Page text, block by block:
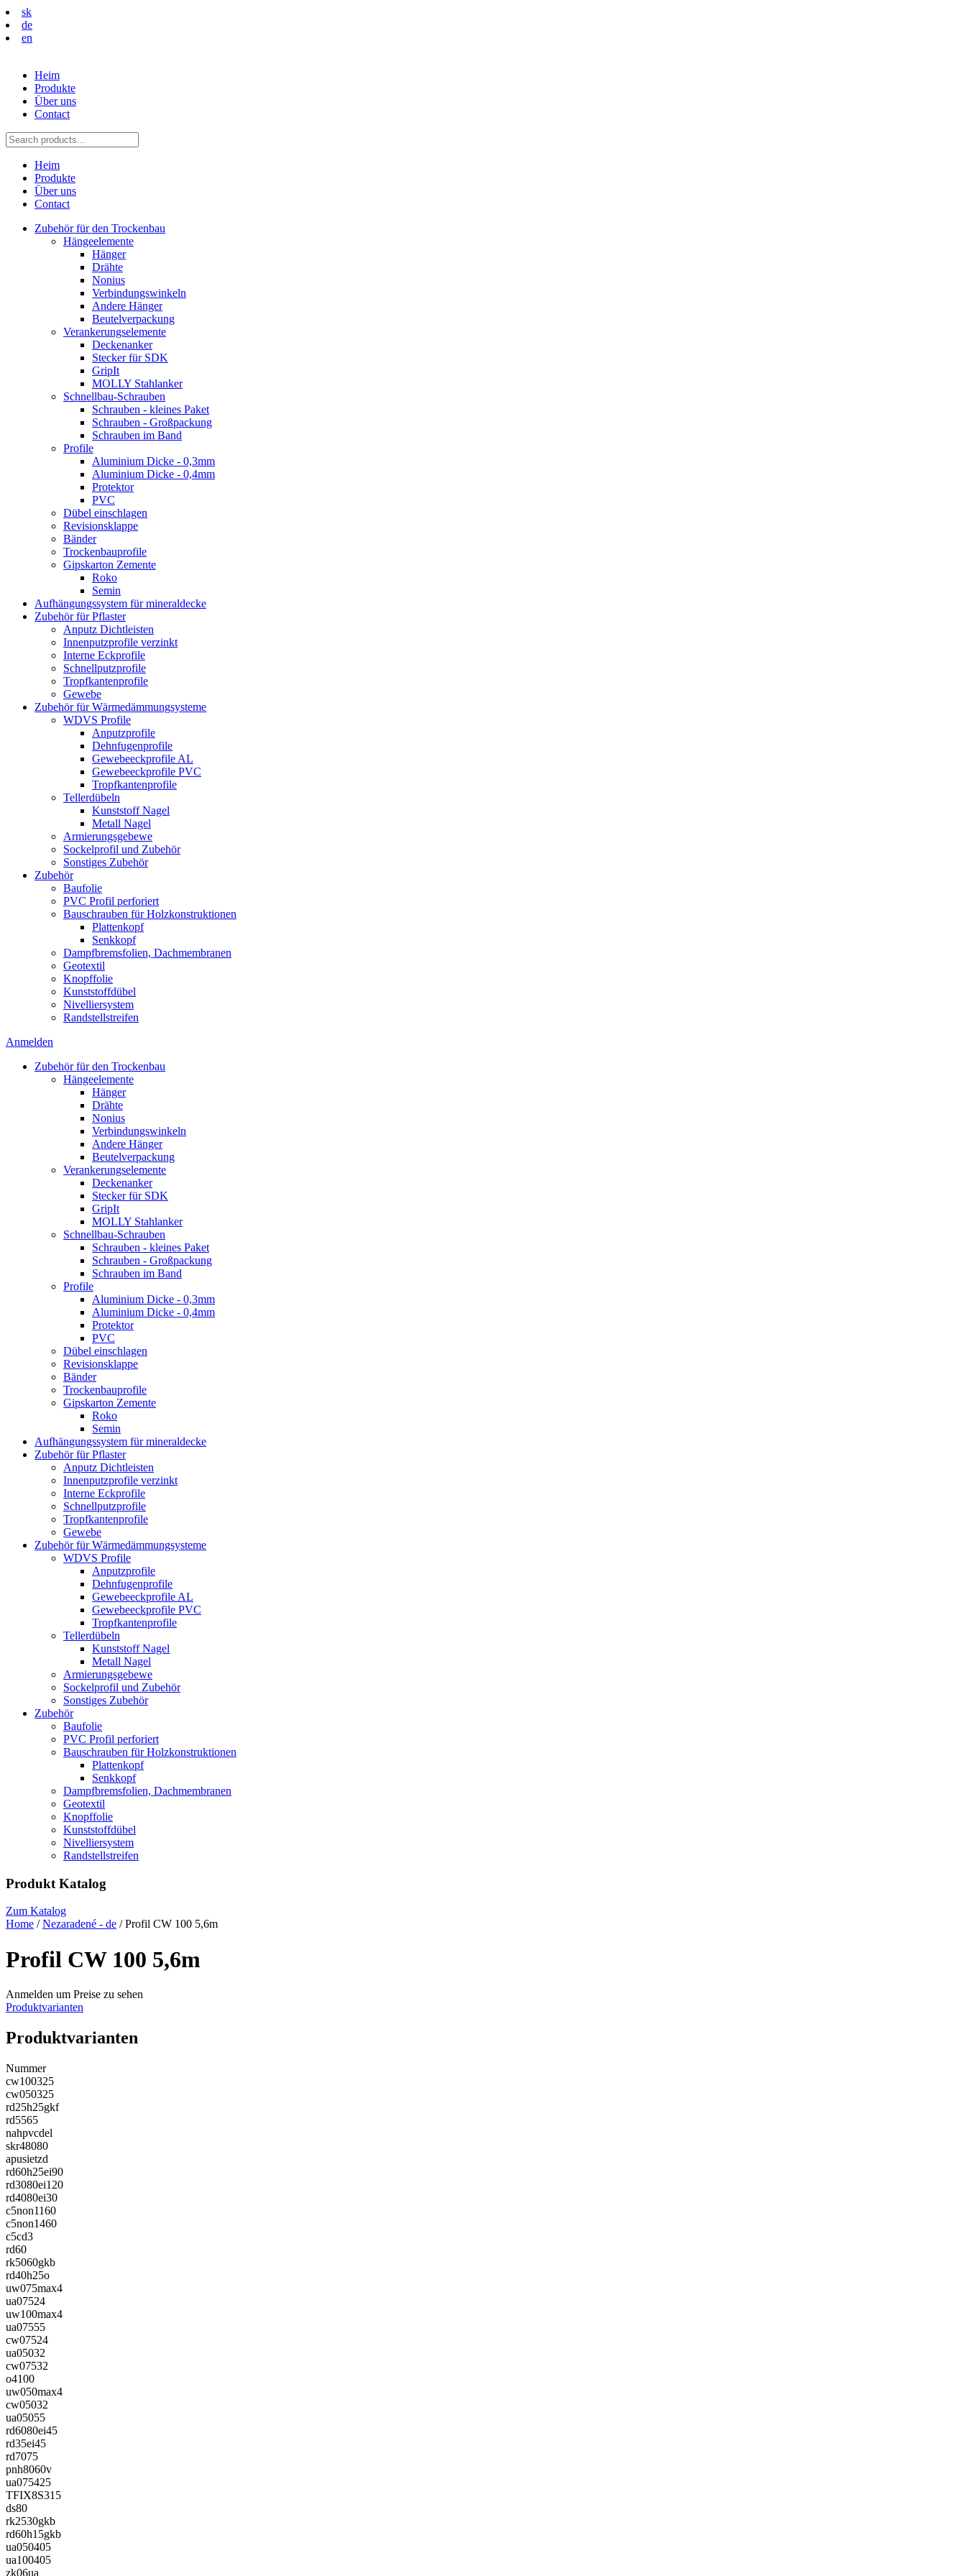
sk
de
en
Heim
Produkte
Über uns
Contact
Heim
Produkte
Über uns
Contact
Zubehör für den Trockenbau
Hängeelemente
Hänger
Drähte
Nonius
Verbindungswinkeln
Andere Hänger
Beutelverpackung
Verankerungselemente
Deckenanker
Stecker für SDK
GripIt
MOLLY Stahlanker
Schnellbau-Schrauben
Schrauben - kleines Paket
Schrauben - Großpackung
Schrauben im Band
Profile
Aluminium Dicke - 0,3mm
Aluminium Dicke - 0,4mm
Protektor
PVC
Dübel einschlagen
Revisionsklappe
Bänder
Trockenbauprofile
Gipskarton Zemente
Roko
Semin
Aufhängungssystem für mineraldecke
Zubehör für Pflaster
Anputz Dichtleisten
Innenputzprofile verzinkt
Interne Eckprofile
Schnellputzprofile
Tropfkantenprofile
Gewebe
Zubehör für Wärmedämmungsysteme
WDVS Profile
Anputzprofile
Dehnfugenprofile
Gewebeeckprofile AL
Gewebeeckprofile PVC
Tropfkantenprofile
Tellerdübeln
Kunststoff Nagel
Metall Nagel
Armierungsgebewe
Sockelprofil und Zubehör
Sonstiges Zubehör
Zubehör
Baufolie
PVC Profil perforiert
Bauschrauben für Holzkonstruktionen
Plattenkopf
Senkkopf
Dampfbremsfolien, Dachmembranen
Geotextil
Knopffolie
Kunststoffdübel
Nivelliersystem
Randstellstreifen
Anmelden
Zubehör für den Trockenbau
Hängeelemente
Hänger
Drähte
Nonius
Verbindungswinkeln
Andere Hänger
Beutelverpackung
Verankerungselemente
Deckenanker
Stecker für SDK
GripIt
MOLLY Stahlanker
Schnellbau-Schrauben
Schrauben - kleines Paket
Schrauben - Großpackung
Schrauben im Band
Profile
Aluminium Dicke - 0,3mm
Aluminium Dicke - 0,4mm
Protektor
PVC
Dübel einschlagen
Revisionsklappe
Bänder
Trockenbauprofile
Gipskarton Zemente
Roko
Semin
Aufhängungssystem für mineraldecke
Zubehör für Pflaster
Anputz Dichtleisten
Innenputzprofile verzinkt
Interne Eckprofile
Schnellputzprofile
Tropfkantenprofile
Gewebe
Zubehör für Wärmedämmungsysteme
WDVS Profile
Anputzprofile
Dehnfugenprofile
Gewebeeckprofile AL
Gewebeeckprofile PVC
Tropfkantenprofile
Tellerdübeln
Kunststoff Nagel
Metall Nagel
Armierungsgebewe
Sockelprofil und Zubehör
Sonstiges Zubehör
Zubehör
Baufolie
PVC Profil perforiert
Bauschrauben für Holzkonstruktionen
Plattenkopf
Senkkopf
Dampfbremsfolien, Dachmembranen
Geotextil
Knopffolie
Kunststoffdübel
Nivelliersystem
Randstellstreifen
Produkt Katalog
Zum Katalog
Home /Nezaradené - de / Profil CW 100 5,6m
Profil CW 100 5,6m
Anmelden um Preise zu sehen
Produktvarianten
Produktvarianten
Nummer
cw100325
cw050325
rd25h25gkf
rd5565
nahpvcdel
skr48080
apusietzd
rd60h25ei90
rd3080ei120
rd4080ei30
c5non1160
c5non1460
c5cd3
rd60
rk5060gkb
rd40h25o
uw075max4
ua07524
uw100max4
ua07555
cw07524
ua05032
cw07532
o4100
uw050max4
cw05032
ua05055
rd6080ei45
rd35ei45
rd7075
pnh8060v
ua075425
TFIX8S315
ds80
rk2530gkb
rd60h15gkb
ua050405
ua100405
zk06ua